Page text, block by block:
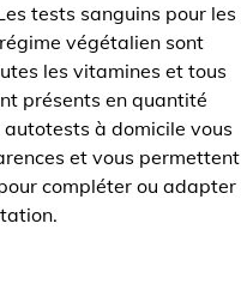
tests sanguins pour les
végétalien sont
les vitamines et tous
présents en quantité
à domicile vous
et vous permettent
compléter ou adapter